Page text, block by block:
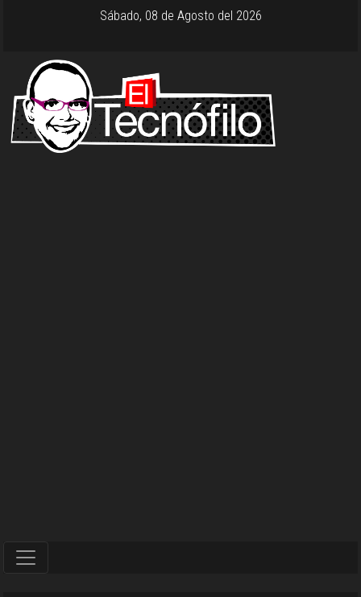
Sábado, 08 de Agosto del 2026